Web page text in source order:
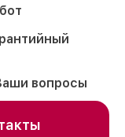
вопросы